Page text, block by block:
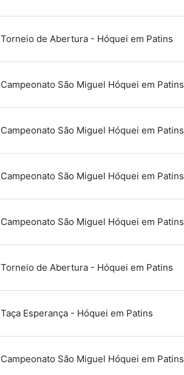
Torneio de Abertura - Hóquei em Patins
Campeonato São Miguel Hóquei em Patins
Campeonato São Miguel Hóquei em Patins
Campeonato São Miguel Hóquei em Patins
Campeonato São Miguel Hóquei em Patins
Torneio de Abertura - Hóquei em Patins
Taça Esperança - Hóquei em Patins
Campeonato São Miguel Hóquei em Patins